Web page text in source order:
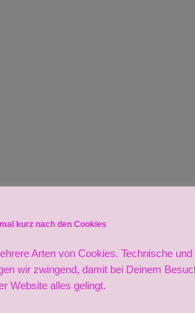
kurz nach den Cookies
Arten von Cookies. Technische und
wir zwingend, damit bei Deinem
Website alles gelingt.